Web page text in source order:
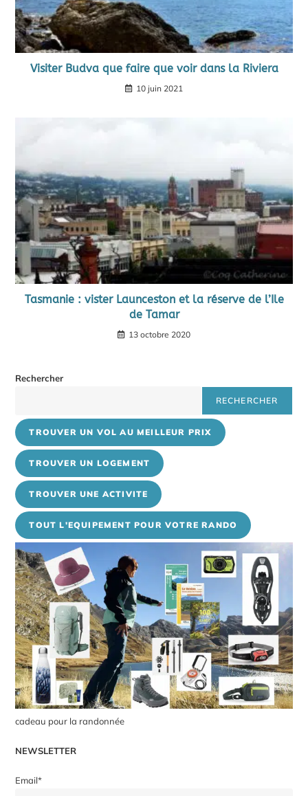
Visiter Budva que faire que voir dans la Riviera
10 juin 2021
Tasmanie : vister Launceston et la réserve de l’Ile
de Tamar
13 octobre 2020
Rechercher
RECHERCHER
TROUVER UN VOL AU MEILLEUR PRIX
TROUVER UN LOGEMENT
TROUVER UNE ACTIVITE
TOUT L'EQUIPEMENT POUR VOTRE RANDO
cadeau pour la randonnée
NEWSLETTER
Email*